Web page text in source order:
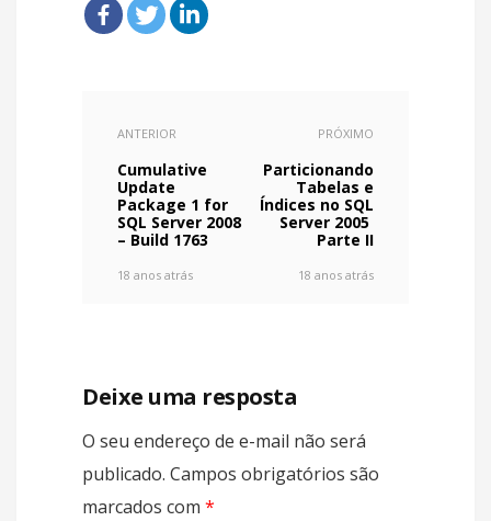
ANTERIOR
Cumulative
Update
Package 1 for
SQL Server 2008
– Build 1763
18 anos atrás
PRÓXIMO
Particionando
Tabelas e
Índices no SQL
Server 2005 
Parte II
18 anos atrás
Deixe uma resposta
O seu endereço de e-mail não será
publicado. Campos obrigatórios são
marcados com *